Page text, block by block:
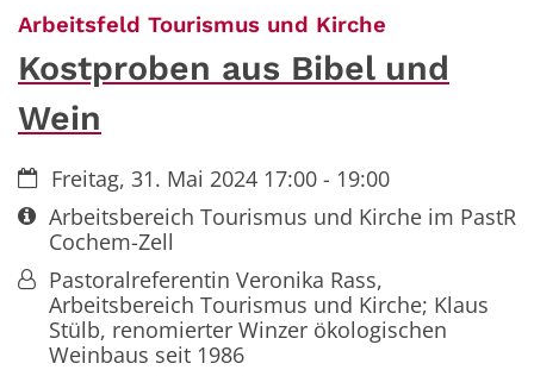
Arbeitsfeld Tourismus und Kirche
Kostproben aus Bibel und
Wein
Datum:Freitag, 31. Mai 2024 17:00 - 19:00
Art bzw. Nummer:
Arbeitsbereich Tourismus und Kirche im PastR
Cochem-Zell
Von:Pastoralreferentin Veronika Rass,
Arbeitsbereich Tourismus und Kirche; Klaus
Stülb, renomierter Winzer ökologischen
Weinbaus seit 1986